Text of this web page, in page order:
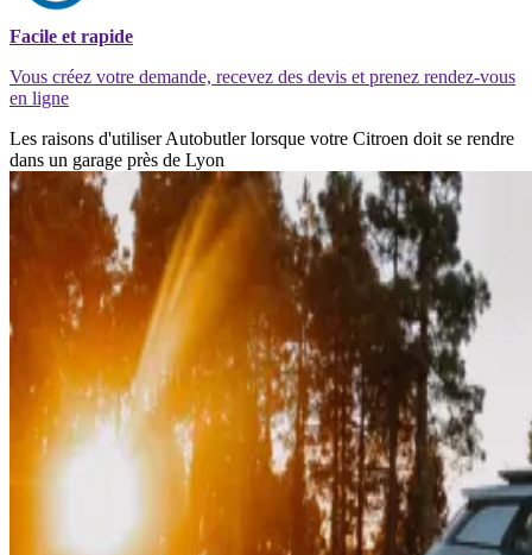
Facile et rapide
Vous créez votre demande, recevez des devis et prenez rendez-vous
en ligne
Les raisons d'utiliser Autobutler lorsque votre Citroen doit se rendre
dans un garage près de Lyon